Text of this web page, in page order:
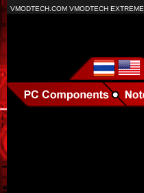
VMODTECH.COM VMODTECH EXTREME.